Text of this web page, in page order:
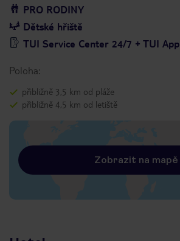
PRO RODINY
Dětské hřiště
TUI Service Center 24/7 + TUI App
Poloha:
přibližně 3,5 km od pláže
přibližně 4,5 km od letiště
Zobrazit na mapě